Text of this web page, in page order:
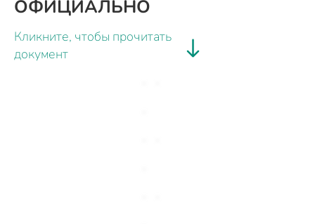
ОФИЦИАЛЬНО
Кликните, чтобы прочитать
документ